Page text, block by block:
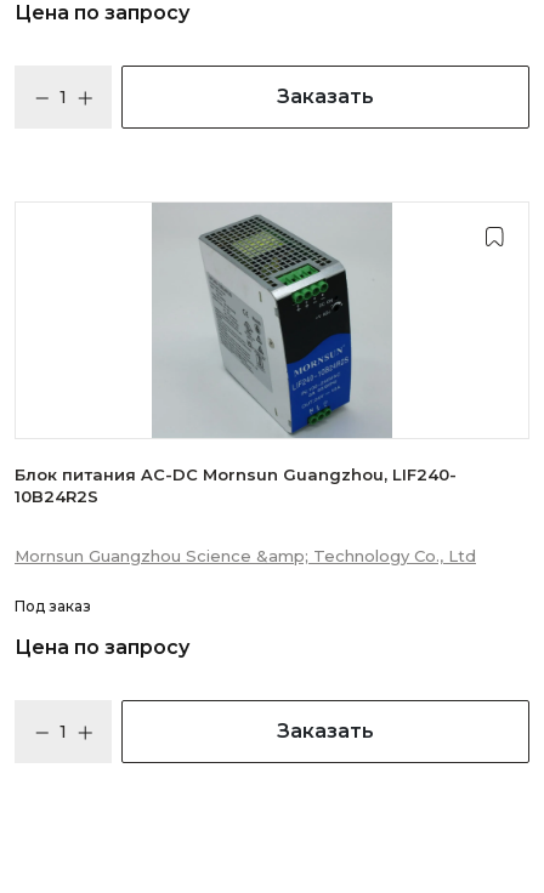
Цена по запросу
Заказать
Блок питания AC-DC Mornsun Guangzhou, LIF240-
10B24R2S
Mornsun Guangzhou Science &amp; Technology Co., Ltd
Под заказ
Цена по запросу
Заказать